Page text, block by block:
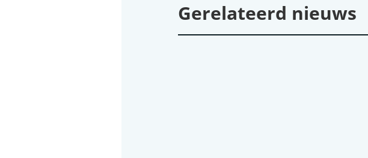
Gerelateerd nieuws